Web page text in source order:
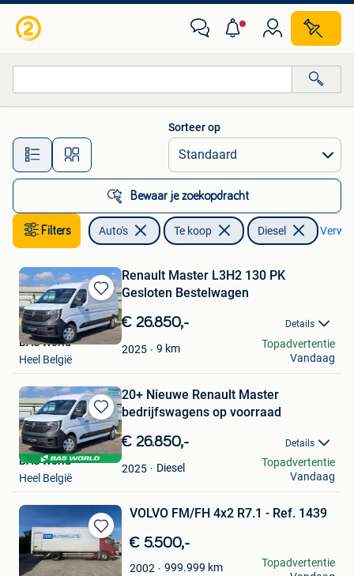
Alle afstanden…
Sorteer op
Bewaar je zoekopdracht
Filters Auto's Te koop Diesel
Bewaren
in
Mijn
Favorieten
Renault Master L3H2 130 PK
Gesloten Bestelwagen
€ 26.850,- Details
2025 9 km
BAS World
Heel België
Topadvertentie
Vandaag
Bewaren
in
Mijn
Favorieten
20+ Nieuwe Renault Master
bedrijfswagens op voorraad
€ 26.850,- Details
2025 Diesel
BAS World
Heel België
Topadvertentie
Vandaag
Bewaren
in
Mijn
VOLVO FM/FH 4x2 R7.1 - Ref. 1439
€ 5.500,-
2002 999.999 km
Jacalis NV
Topadvertentie